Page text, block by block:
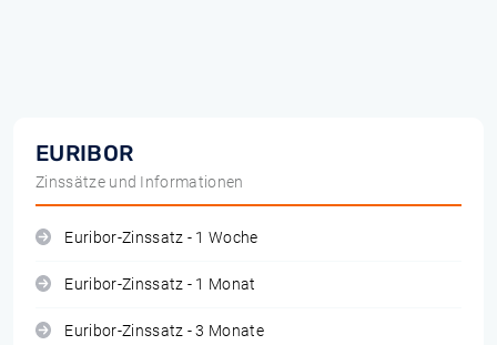
EURIBOR
Zinssätze und Informationen
Euribor-Zinssatz - 1 Woche
Euribor-Zinssatz - 1 Monat
Euribor-Zinssatz - 3 Monate